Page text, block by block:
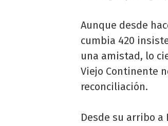
Aunque desde
cumbia 420
una amistad, lo
Viejo Continente
reconciliación.
Desde su arribo